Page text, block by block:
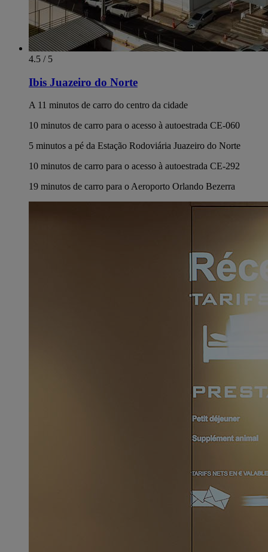
4.5 / 5
Ibis Juazeiro do Norte
A 11 minutos de carro do centro da cidade
10 minutos de carro para o acesso à autoestrada CE-060
5 minutos a pé da Estação Rodoviária Juazeiro do Norte
10 minutos de carro para o acesso à autoestrada CE-292
19 minutos de carro para o Aeroporto Orlando Bezerra